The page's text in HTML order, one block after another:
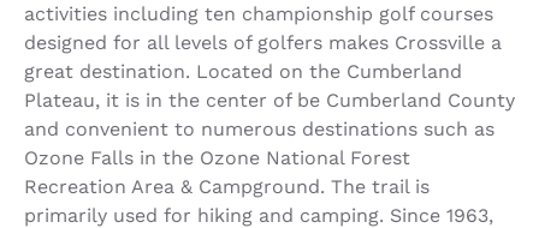
activities including ten championship golf courses
designed for all levels of golfers makes Crossville a
great destination. Located on the Cumberland
Plateau, it is in the center of be Cumberland County
and convenient to numerous destinations such as
Ozone Falls in the Ozone National Forest
Recreation Area & Campground. The trail is
primarily used for hiking and camping. Since 1963,